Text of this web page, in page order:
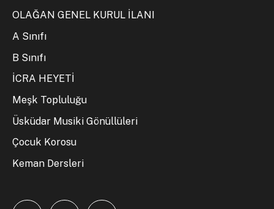
OLAĞAN GENEL KURUL İLANI
A Sınıfı
B Sınıfı
İCRA HEYETİ
Meşk Topluluğu
Üsküdar Musiki Gönüllüleri
Çocuk Korosu
Keman Dersleri